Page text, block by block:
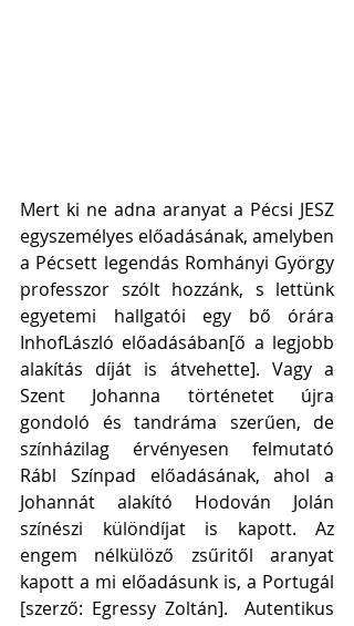
Mert ki ne adna aranyat a Pécsi JESZ
egyszemélyes előadásának, amelyben
a Pécsett legendás Romhányi György
professzor szólt hozzánk, s lettünk
egyetemi hallgatói egy bő órára
InhofLászló előadásában[ő a legjobb
alakítás díját is átvehette]. Vagy a
Szent Johanna történetet újra
gondoló és tandráma szerűen, de
színházilag érvényesen felmutató
Rábl Színpad előadásának, ahol a
Johannát alakító Hodován Jolán
színészi különdíjat is kapott. Az
engem nélkülöző zsűritől aranyat
kapott a mi előadásunk is, a Portugál
[szerző: Egressy Zoltán].  Autentikus